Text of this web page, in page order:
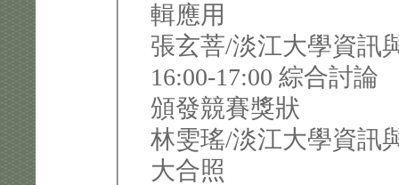
輯應用
張玄菩/淡江大學資訊
16:00-17:00 綜合討論
頒發競賽獎狀
林雯瑤/淡江大學資訊
大合照